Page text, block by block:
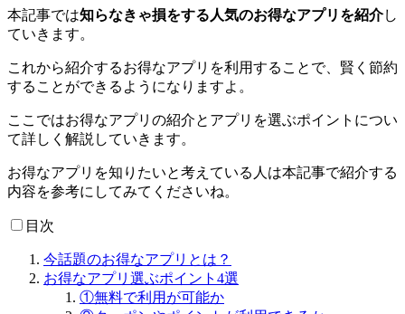
本記事では知らなきゃ損をする人気のお得なアプリを紹介し
ていきます。
これから紹介するお得なアプリを利用することで、賢く節約
することができるようになりますよ。
ここではお得なアプリの紹介とアプリを選ぶポイントについ
て詳しく解説していきます。
お得なアプリを知りたいと考えている人は本記事で紹介する
内容を参考にしてみてくださいね。
目次
今話題のお得なアプリとは？
お得なアプリ選ぶポイント4選
①無料で利用が可能か